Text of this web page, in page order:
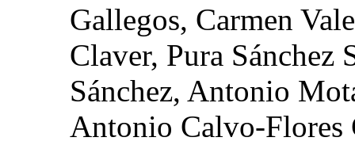
Gallegos, Carmen
Claver, Pura Sánchez
Sánchez, Antonio
Antonio Calvo-Flores